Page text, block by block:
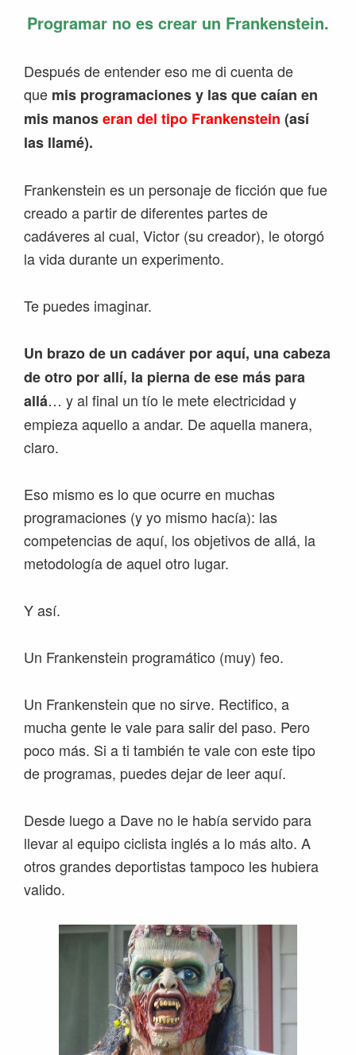
Programar no es crear un Frankenstein.
Después de entender eso me di cuenta de
que mis programaciones y las que caían en
mis manoseran del tipo Frankenstein (así
las llamé).
Frankenstein es un personaje de ficción que fue
creado a partir de diferentes partes de
cadáveres al cual, Victor (su creador), le otorgó
la vida durante un experimento.
Te puedes imaginar.
Un brazo de un cadáver por aquí, una cabeza
de otro por allí, la pierna de ese más para
allá… y al final un tío le mete electricidad y
empieza aquello a andar. De aquella manera,
claro.
Eso mismo es lo que ocurre en muchas
programaciones (y yo mismo hacía): las
competencias de aquí, los objetivos de allá, la
metodología de aquel otro lugar.
Y así.
Un Frankenstein programático (muy) feo.
Un Frankenstein que no sirve. Rectifico, a
mucha gente le vale para salir del paso. Pero
poco más. Si a ti también te vale con este tipo
de programas, puedes dejar de leer aquí.
Desde luego a Dave no le había servido para
llevar al equipo ciclista inglés a lo más alto. A
otros grandes deportistas tampoco les hubiera
valido.